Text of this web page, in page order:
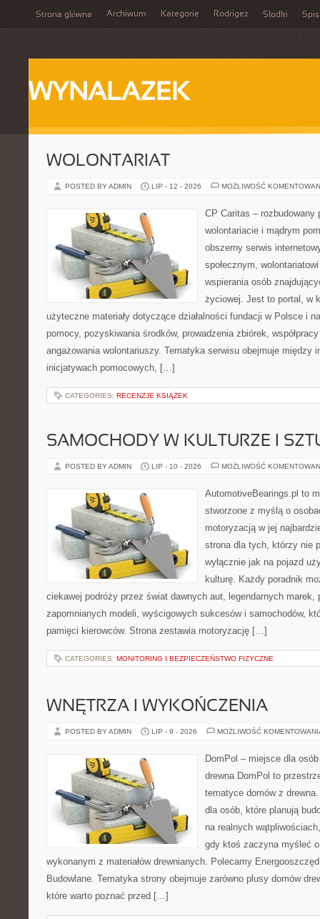
Strona główna Archiwum Kategorie Rodrigez Słodki Spis
WYNALAZEK
WOLONTARIAT
POSTED BY ADMIN LIP - 12 - 2026 MOŻLIWOŚĆ
CP Caritas – rozbudowany
wolontariacie i mądrym
obszerny serwis
społecznym,
wspierania osób
życiowej. Jest to portal, w
użyteczne materiały dotyczące działalności fundacji w Polsce i
pomocy, pozyskiwania środków, prowadzenia zbiórek,
angażowania wolontariuszy. Tematyka serwisu obejmuje między
inicjatywach pomocowych, […]
CATEGORIES: RECENZJE KSIĄŻEK
SAMOCHODY W KULTURZE I
POSTED BY ADMIN LIP - 10 - 2026 MOŻLIWOŚĆ
AutomotiveBearings.pl to
stworzone z myślą o
motoryzacją w jej
strona dla tych, którzy nie
wyłącznie jak na pojazd
kulturę. Każdy poradnik
ciekawej podróży przez świat dawnych aut, legendarnych marek,
zapomnianych modeli, wyścigowych sukcesów i samochodów,
pamięci kierowców. Strona zestawia motoryzację […]
CATEGORIES: MONITORING I BEZPIECZEŃSTWO FIZYCZNE
WNĘTRZA I WYKOŃCZENIA
POSTED BY ADMIN LIP - 9 - 2026 MOŻLIWOŚĆ
DomPol – miejsce dla
drewna DomPol to
tematyce domów z
dla osób, które planują
na realnych
gdy ktoś zaczyna myśleć o
wykonanym z materiałów drewnianych. Polecamy
Budowlane. Tematyka strony obejmuje zarówno plusy domów
które warto poznać przed […]